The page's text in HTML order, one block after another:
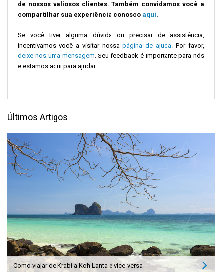
de nossos valiosos clientes. Também convidamos você a
compartilhar sua experiência conosco aqui.
Se você tiver alguma dúvida ou precisar de assistência,
incentivamos você a visitar nossapágina de ajuda. Por favor,
deixe-nos uma mensagem. Seu feedback é importante para nós
e estamos aqui para ajudar.
Últimos Artigos
Como viajar de Krabi a Koh Lanta e vice-versa